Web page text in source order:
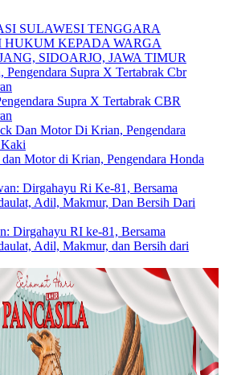
SULAWESI TENGGARA
KEPADA WARGA
SIDOARJO, JAWA TIMUR
Supra X Tertabrak CBR
Motor di Krian, Pengendara Honda
Dirgahayu RI ke-81, Bersama
Adil, Makmur, dan Bersih dari